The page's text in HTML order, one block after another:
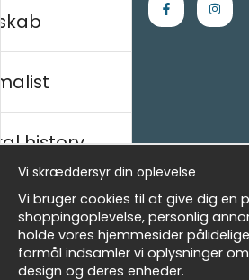
Kontakt os
- Returer och återbetalningar
- Leverans - enkelt, snabbt &amp;
Om cookies
Mine favoritter
Nyhedsbrev
history
Vi skræddersyr din oplevelse
Vi bruger cookies til at give dig en
shoppingoplevelse, personlig
holde vores hjemmesider
formål indsamler vi oplysninger
design og deres enheder.